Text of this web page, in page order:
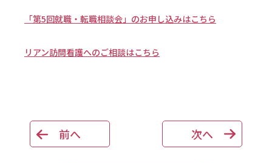
「第5回就職・転職相談会」のお申し込みはこちら
リアン訪問看護へのご相談はこちら
前へ 次へ